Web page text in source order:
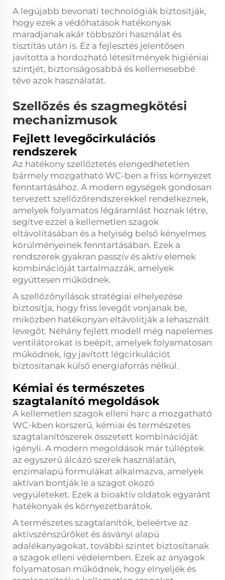
A legújabb bevonati technológiák biztosítják,
hogy ezek a védőhatások hatékonyak
maradjanak akár többszöri használat és
tisztítás után is. Ez a fejlesztés jelentősen
javította a hordozható létesítmények higiéniai
szintjét, biztonságosabbá és kellemesebbé
téve azok használatát.
Szellőzés és szagmegkötési
mechanizmusok
Fejlett levegőcirkulációs
rendszerek
Az hatékony szellőztetés elengedhetetlen
bármely mozgatható WC-ben a friss környezet
fenntartásához. A modern egységek gondosan
tervezett szellőzőrendszerekkel rendelkeznek,
amelyek folyamatos légáramlást hoznak létre,
segítve ezzel a kellemetlen szagok
eltávolításában és a helyiség belső kényelmes
körülményeinek fenntartásában. Ezek a
rendszerek gyakran passzív és aktív elemek
kombinációját tartalmazzák, amelyek
együttesen működnek.
A szellőzőnyílások stratégiai elhelyezése
biztosítja, hogy friss levegőt vonjanak be,
miközben hatékonyan eltávolítják a lehasznált
levegőt. Néhány fejlett modell még napelemes
ventilátorokat is beépít, amelyek folyamatosan
működnek, így javított légcirkulációt
biztosítanak külső energiaforrás nélkül.
Kémiai és természetes
szagtalanító megoldások
A kellemetlen szagok elleni harc a mozgatható
WC-kben korszerű, kémiai és természetes
szagtalanítószerek összetett kombinációját
igényli. A modern megoldások már túlléptek
az egyszerű álcázó szerek használatán,
enzimalapú formulákat alkalmazva, amelyek
aktívan bontják le a szagot okozó
vegyületeket. Ezek a bioaktív oldatok egyaránt
hatékonyak és környezetbarátok.
A természetes szagtalanítók, beleértve az
aktívszénszűrőket és ásványi alapú
adalékanyagokat, további szintet biztosítanak
a szagok elleni védelemben. Ezek az anyagok
folyamatosan működnek, hogy elnyeljék és